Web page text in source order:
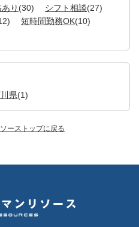
り (30) シフト相談(27)
短時間勤務OK(10)
県(1)
ーストップに戻る